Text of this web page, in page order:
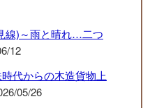
線)～雨と晴れ…二つ
12
代からの木造貨物上
05/26